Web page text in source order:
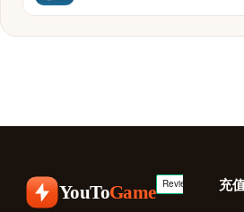
YouToGame 充